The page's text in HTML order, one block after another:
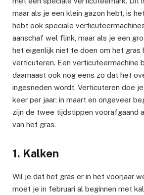
maar als je een klein gazon hebt, is
hebt ook speciale
aanschaf wel flink, maar als je een
het eigenlijk niet te doen om het gras
verticuteren. Een verticuteermachine
daarnaast ook nog eens zo dat het
ingesneden wordt. Verticuteren doe
keer per jaar: in maart en ongeveer
zijn de twee tijdstippen voorafgaand
van het gras.
1. Kalken
Wil je dat het gras er in het voorjaar
moet je in februari al beginnen met